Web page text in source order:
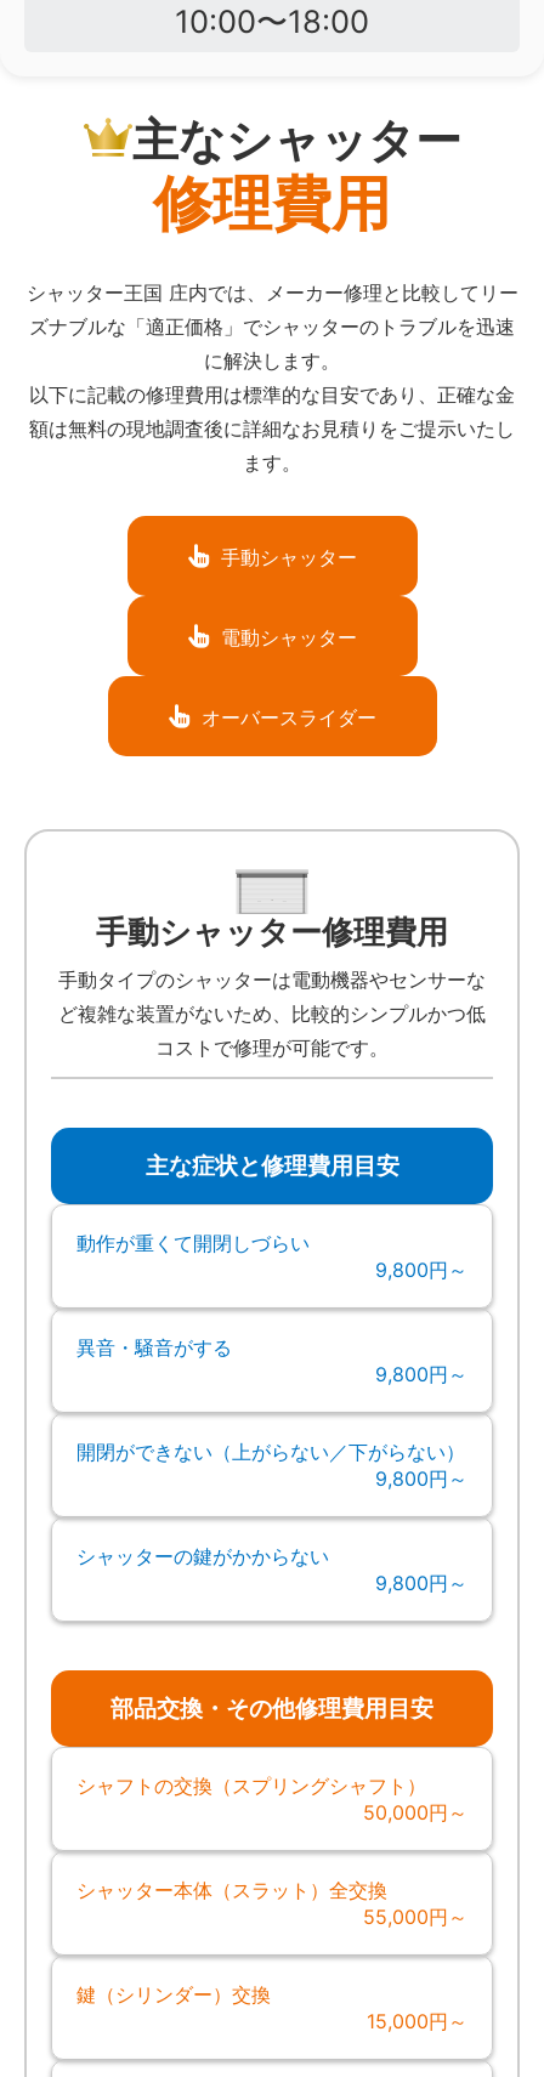
10:00〜18:00
主なシャッター
修理費用
シャッター王国 庄内では、メーカー修理と比較してリー
ズナブルな「適正価格」でシャッターのトラブルを迅速
に解決します。
以下に記載の修理費用は標準的な目安であり、正確な金
額は無料の現地調査後に詳細なお見積りをご提示いたし
ます。
手動シャッター
電動シャッター
オーバースライダー
手動シャッター修理費用
手動タイプのシャッターは電動機器やセンサーな
ど複雑な装置がないため、比較的シンプルかつ低
コストで修理が可能です。
主な症状と修理費用目安
動作が重くて開閉しづらい
9,800円～
異音・騒音がする
9,800円～
開閉ができない（上がらない／下がらない）
9,800円～
シャッターの鍵がかからない
9,800円～
部品交換・その他修理費用目安
シャフトの交換（スプリングシャフト）
50,000円～
シャッター本体（スラット）全交換
55,000円～
鍵（シリンダー）交換
15,000円～